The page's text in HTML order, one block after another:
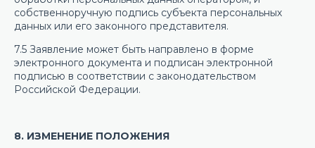
собственноручную подпись субъекта персональных
данных или его законного представителя.
7.5 Заявление может быть направлено в форме
электронного документа и подписан электронной
подписью в соответствии с законодательством
Российской Федерации.
8. ИЗМЕНЕНИЕ ПОЛОЖЕНИЯ